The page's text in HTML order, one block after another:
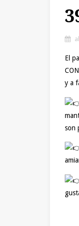
El
y a
son